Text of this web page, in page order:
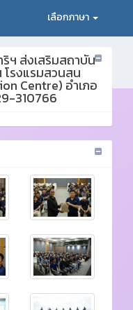
เลือกภาษา
ฯ ส่งเสริมสถาบัน
รงแรมสวนสน
Centre) อำเภอ
310766